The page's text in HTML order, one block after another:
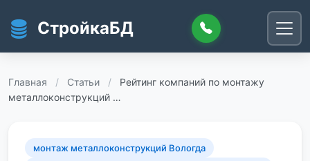
СтройкаБД
Главная / Статьи /
Рейтинг компаний по монтажу
металлоконструкций …
монтаж металлоконструкций Вологда